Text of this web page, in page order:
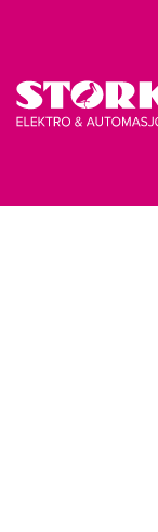
innholdet